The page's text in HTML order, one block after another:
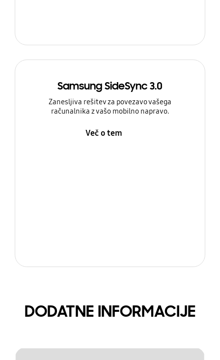
Samsung SideSync 3.0
Zanesljiva rešitev za povezavo vašega
računalnika z vašo mobilno napravo.
Več o tem
DODATNE INFORMACIJE